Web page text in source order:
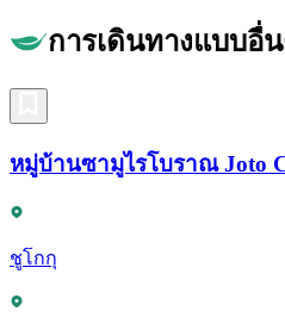
การเดินทางแบบอื่
หมู่บ้านซามูไรโบราณ Joto
ชูโกกุ